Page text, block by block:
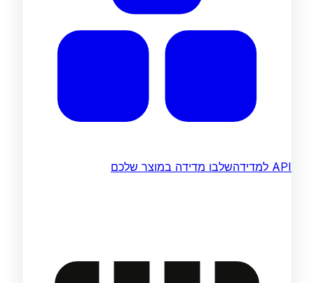
API למדידה שלבו מדידה במוצר שלכם